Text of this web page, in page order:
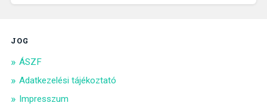
JOG
ÁSZF
Adatkezelési tájékoztató
Impresszum